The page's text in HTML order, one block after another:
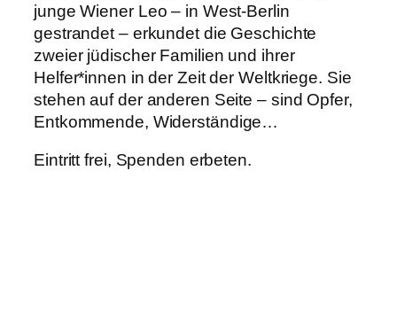
junge Wiener Leo – in West-Berlin
gestrandet – erkundet die Geschichte
zweier jüdischer Familien und ihrer
Helfer*innen in der Zeit der Weltkriege. Sie
stehen auf der anderen Seite – sind Opfer,
Entkommende, Widerständige…
Eintritt frei, Spenden erbeten.